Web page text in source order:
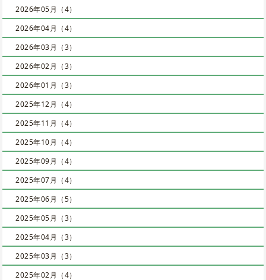
2026年05月（4）
2026年04月（4）
2026年03月（3）
2026年02月（3）
2026年01月（3）
2025年12月（4）
2025年11月（4）
2025年10月（4）
2025年09月（4）
2025年07月（4）
2025年06月（5）
2025年05月（3）
2025年04月（3）
2025年03月（3）
2025年02月（4）